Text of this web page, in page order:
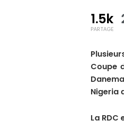
1.5k
PARTAGE
Coupe
Nigeria
La